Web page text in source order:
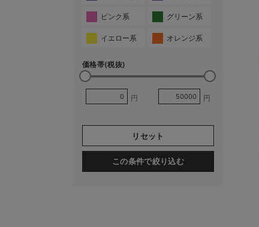
ピンク系 グリーン系
イエロー系 オレンジ系
価格帯(税抜)
円 円
リセット
この条件で絞り込む